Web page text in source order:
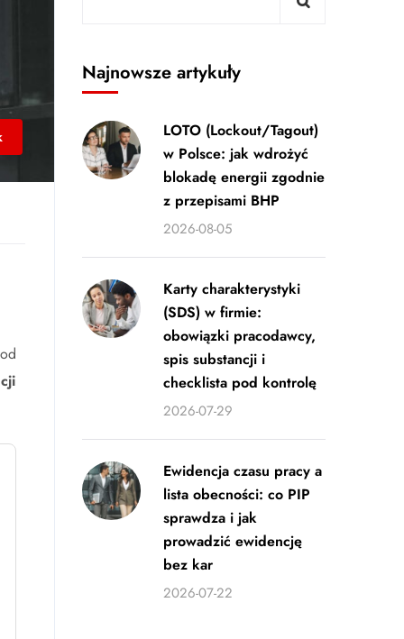
Najnowsze artykuły
LOTO (Lockout/Tagout)
w Polsce: jak wdrożyć
blokadę energii zgodnie
z przepisami BHP
2026-08-05
Karty charakterystyki
(SDS) w firmie:
obowiązki pracodawcy,
spis substancji i
checklista pod kontrolę
2026-07-29
Ewidencja czasu pracy a
lista obecności: co PIP
sprawdza i jak
prowadzić ewidencję
bez kar
2026-07-22